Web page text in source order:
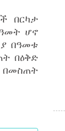
በርካታ
ሆኖ
በዓመቱ
በዕቅድ
በመስጠት